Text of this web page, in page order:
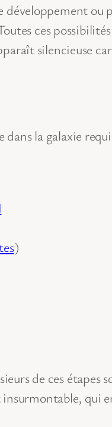
ou
ces
silencieuse
la galaxie
)
de ces étapes
qui